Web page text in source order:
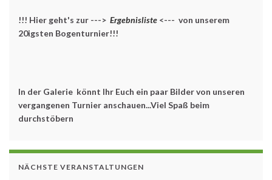
!!! Hier geht's zur ---> Ergebnisliste <--- von unserem
20igsten Bogenturnier!!!
In der Galerie könnt Ihr Euch ein paar Bilder von unseren
vergangenen Turnier anschauen...Viel Spaß beim
durchstöbern
NÄCHSTE VERANSTALTUNGEN